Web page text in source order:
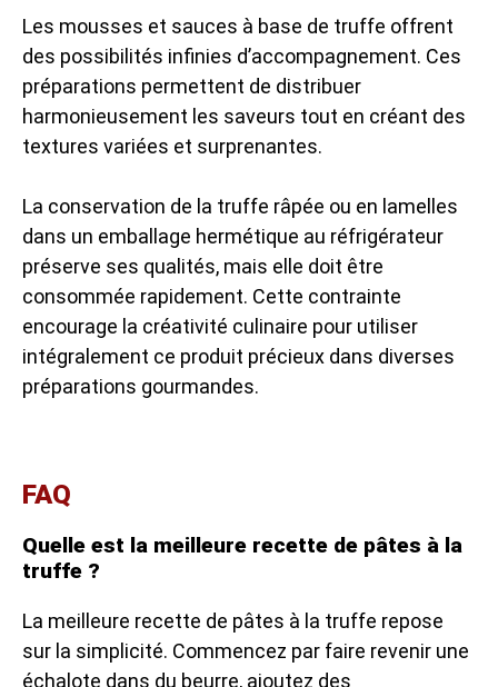
Les mousses et sauces à base de truffe offrent
des possibilités infinies d’accompagnement. Ces
préparations permettent de distribuer
harmonieusement les saveurs tout en créant des
textures variées et surprenantes.
La conservation de la truffe râpée ou en lamelles
dans un emballage hermétique au réfrigérateur
préserve ses qualités, mais elle doit être
consommée rapidement. Cette contrainte
encourage la créativité culinaire pour utiliser
intégralement ce produit précieux dans diverses
préparations gourmandes.
FAQ
Quelle est la meilleure recette de pâtes à la
truffe ?
La meilleure recette de pâtes à la truffe repose
sur la simplicité. Commencez par faire revenir une
échalote dans du beurre, ajoutez des